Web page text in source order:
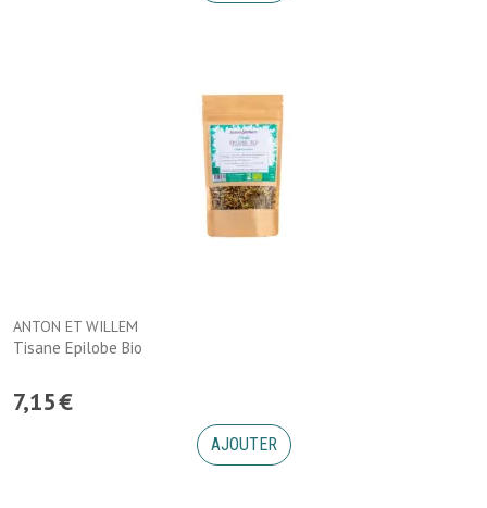
ANTON ET WILLEM
Tisane Epilobe Bio
7,15€
AJOUTER